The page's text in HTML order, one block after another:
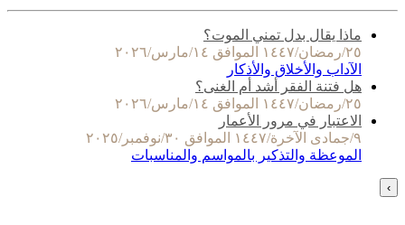
ماذا يقال بدل تمني الموت؟
٢٥/رمضان/١٤٤٧ الموافق ١٤/مارس/٢٠٢٦
الآداب والأخلاق والأذكار
هل فتنة الفقر أشد أم الغنى؟
٢٥/رمضان/١٤٤٧ الموافق ١٤/مارس/٢٠٢٦
الاعتبار في مرور الأعمار
٩/جمادى الآخرة/١٤٤٧ الموافق ٣٠/نوفمبر/٢٠٢٥
الموعظة والتذكير بالمواسم والمناسبات
›